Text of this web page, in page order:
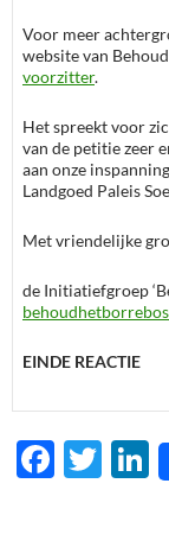
Voor meer
website van
voorzitter.
Het spreekt voor
van de petitie zeer
aan onze
Landgoed Paleis
Met vriendelijke
de Initiatiefgroep
EINDE REACTIE
F
T
n